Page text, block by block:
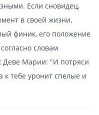
Если сновидец,
в своей жизни,
финик, его положение
словам
Марии: "И потряси
к тебе уронит спелые и